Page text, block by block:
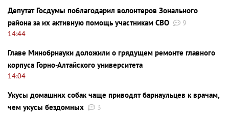
Депутат Госдумы поблагодарил волонтеров Зонального
района за их активную помощь участникам СВО
9
14:44
Главе Минобрнауки доложили о грядущем ремонте главного
корпуса Горно-Алтайского университета
14:04
Укусы домашних собак чаще приводят барнаульцев к врачам,
чем укусы бездомных
3